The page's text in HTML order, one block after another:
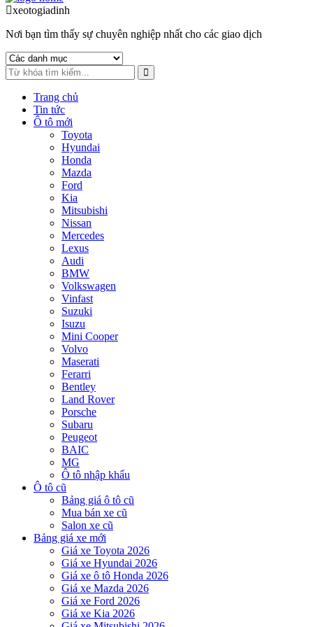
to
toxeotogiadinh
Nơi bạn tìm thấy sự chuyên nghiệp nhất cho các giao dịch
Trang chủ
Tin tức
Ô tô mới
Toyota
Hyundai
Honda
Mazda
Ford
Kia
Mitsubishi
Nissan
Mercedes
Lexus
Audi
BMW
Volkswagen
Vinfast
Suzuki
Isuzu
Mini Cooper
Volvo
Maserati
Ferarri
Bentley
Land Rover
Porsche
Subaru
Peugeot
BAIC
MG
Ô tô nhập khẩu
Ô tô cũ
Bảng giá ô tô cũ
Mua bán xe cũ
Salon xe cũ
Bảng giá xe mới
Giá xe Toyota 2026
Giá xe Hyundai 2026
Giá xe ô tô Honda 2026
Giá xe Mazda 2026
Giá xe Ford 2026
Giá xe Kia 2026